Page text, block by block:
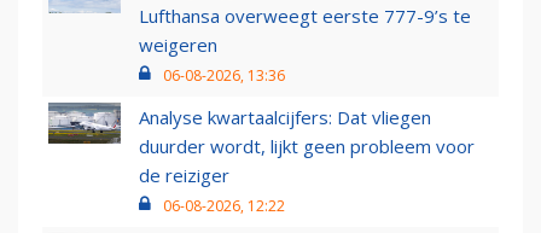
Lufthansa overweegt eerste 777-9’s te
weigeren
06-08-2026, 13:36
Analyse kwartaalcijfers: Dat vliegen
duurder wordt, lijkt geen probleem voor
de reiziger
06-08-2026, 12:22